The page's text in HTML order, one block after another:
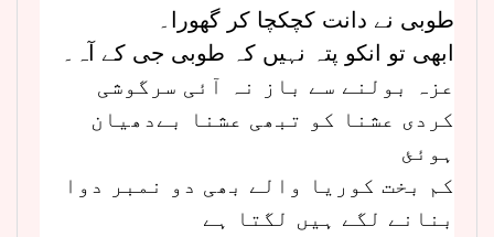
طوبی نے دانت کچکچا کر گھورا۔
ابھی تو انکو پتہ نہیں کہ طوبی جی کے آہ۔
عزہ بولنے سے باز نہ آئی سرگوشی
کردی عشنا کو تبھی عشنا بےدھیان
ہوئئ
کم بخت کوریا والے بھی دو نمبر دوا
بنانے لگے ہیں لگتا ہے